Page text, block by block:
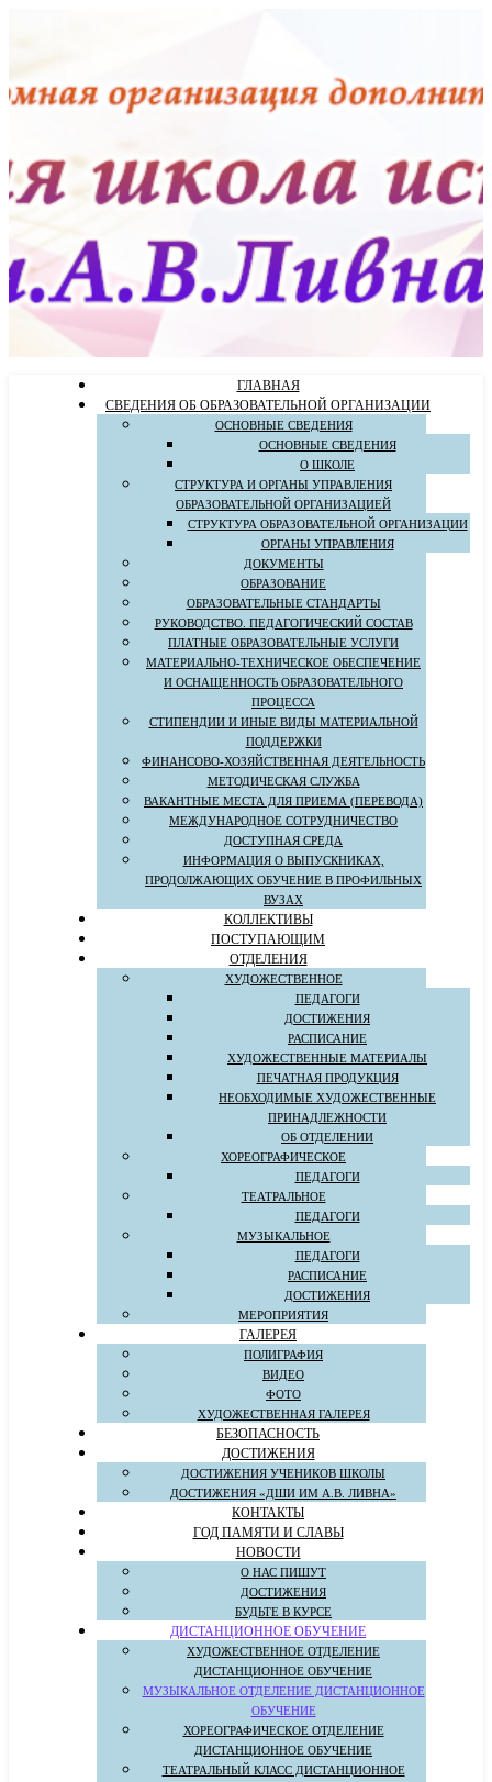
ГЛАВНАЯ
СВЕДЕНИЯ ОБ ОБРАЗОВАТЕЛЬНОЙ ОРГАНИЗАЦИИ
ОСНОВНЫЕ СВЕДЕНИЯ
ОСНОВНЫЕ СВЕДЕНИЯ
О ШКОЛЕ
СТРУКТУРА И ОРГАНЫ УПРАВЛЕНИЯ
ОБРАЗОВАТЕЛЬНОЙ ОРГАНИЗАЦИЕЙ
СТРУКТУРА ОБРАЗОВАТЕЛЬНОЙ ОРГАНИЗАЦИИ
ОРГАНЫ УПРАВЛЕНИЯ
ДОКУМЕНТЫ
ОБРАЗОВАНИЕ
ОБРАЗОВАТЕЛЬНЫЕ СТАНДАРТЫ
РУКОВОДСТВО. ПЕДАГОГИЧЕСКИЙ СОСТАВ
ПЛАТНЫЕ ОБРАЗОВАТЕЛЬНЫЕ УСЛУГИ
МАТЕРИАЛЬНО-ТЕХНИЧЕСКОЕ ОБЕСПЕЧЕНИЕ
И ОСНАЩЕННОСТЬ ОБРАЗОВАТЕЛЬНОГО
ПРОЦЕССА
СТИПЕНДИИ И ИНЫЕ ВИДЫ МАТЕРИАЛЬНОЙ
ПОДДЕРЖКИ
ФИНАНСОВО-ХОЗЯЙСТВЕННАЯ ДЕЯТЕЛЬНОСТЬ
МЕТОДИЧЕСКАЯ СЛУЖБА
ВАКАНТНЫЕ МЕСТА ДЛЯ ПРИЕМА (ПЕРЕВОДА)
МЕЖДУНАРОДНОЕ СОТРУДНИЧЕСТВО
ДОСТУПНАЯ СРЕДА
ИНФОРМАЦИЯ О ВЫПУСКНИКАХ,
ПРОДОЛЖАЮЩИХ ОБУЧЕНИЕ В ПРОФИЛЬНЫХ
ВУЗАХ
КОЛЛЕКТИВЫ
ПОСТУПАЮЩИМ
ОТДЕЛЕНИЯ
ХУДОЖЕСТВЕННОЕ
ПЕДАГОГИ
ДОСТИЖЕНИЯ
РАСПИСАНИЕ
ХУДОЖЕСТВЕННЫЕ МАТЕРИАЛЫ
ПЕЧАТНАЯ ПРОДУКЦИЯ
НЕОБХОДИМЫЕ ХУДОЖЕСТВЕННЫЕ
ПРИНАДЛЕЖНОСТИ
ОБ ОТДЕЛЕНИИ
ХОРЕОГРАФИЧЕСКОЕ
ПЕДАГОГИ
ТЕАТРАЛЬНОЕ
ПЕДАГОГИ
МУЗЫКАЛЬНОЕ
ПЕДАГОГИ
РАСПИСАНИЕ
ДОСТИЖЕНИЯ
МЕРОПРИЯТИЯ
ГАЛЕРЕЯ
ПОЛИГРАФИЯ
ВИДЕО
ФОТО
ХУДОЖЕСТВЕННАЯ ГАЛЕРЕЯ
БЕЗОПАСНОСТЬ
ДОСТИЖЕНИЯ
ДОСТИЖЕНИЯ УЧЕНИКОВ ШКОЛЫ
ДОСТИЖЕНИЯ «ДШИ ИМ А.В. ЛИВНА»
КОНТАКТЫ
ГОД ПАМЯТИ И СЛАВЫ
НОВОСТИ
О НАС ПИШУТ
ДОСТИЖЕНИЯ
БУДЬТЕ В КУРСЕ
ДИСТАНЦИОННОЕ ОБУЧЕНИЕ
ХУДОЖЕСТВЕННОЕ ОТДЕЛЕНИЕ
ДИСТАНЦИОННОЕ ОБУЧЕНИЕ
МУЗЫКАЛЬНОЕ ОТДЕЛЕНИЕ ДИСТАНЦИОННОЕ
ОБУЧЕНИЕ
ХОРЕОГРАФИЧЕСКОЕ ОТДЕЛЕНИЕ
ДИСТАНЦИОННОЕ ОБУЧЕНИЕ
ТЕАТРАЛЬНЫЙ КЛАСС ДИСТАНЦИОННОЕ